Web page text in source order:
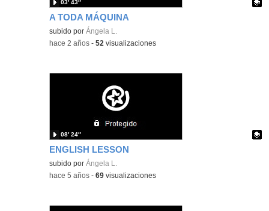
​A TODA MÁQUINA
Contenido educativo.
subido porÁngela L.
03′ 43″
-hace 2 años -52 visualizaciones
ENGLISH LESSON
Contenido educativo.
subido porÁngela L.
08′ 24″
-hace 5 años -69 visualizaciones